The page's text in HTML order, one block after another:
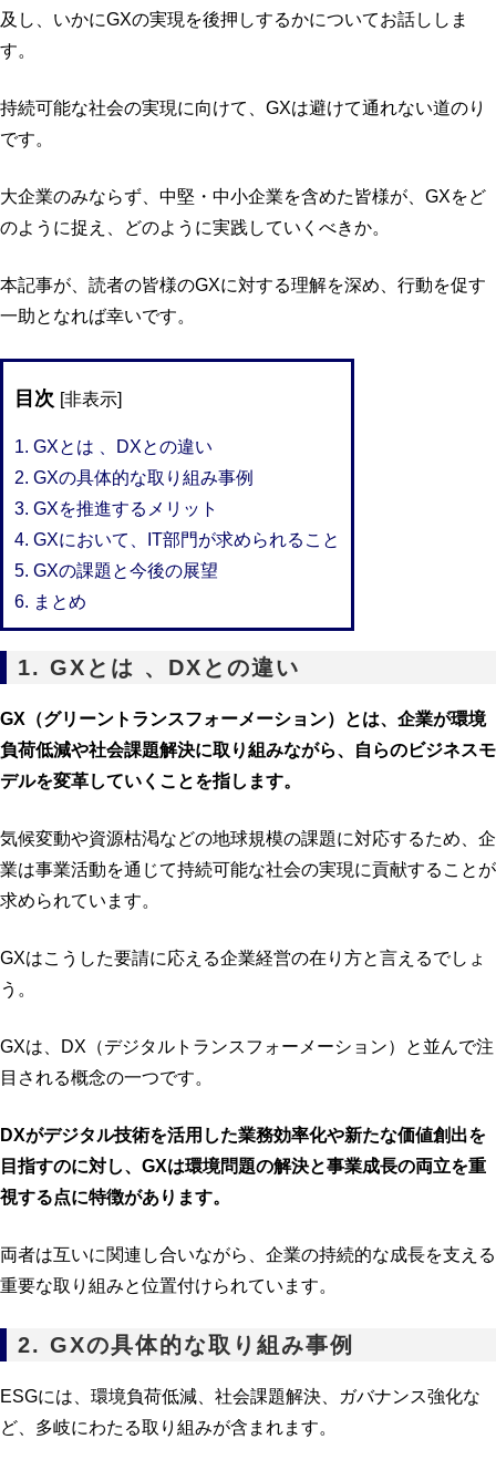
及し、いかにGXの実現を後押しするかについてお話ししま
す。
持続可能な社会の実現に向けて、GXは避けて通れない道のり
です。
大企業のみならず、中堅・中小企業を含めた皆様が、GXをど
のように捉え、どのように実践していくべきか。
本記事が、読者の皆様のGXに対する理解を深め、行動を促す
一助となれば幸いです。
目次 [非表示]
1. GXとは 、DXとの違い
2. GXの具体的な取り組み事例
3. GXを推進するメリット
4. GXにおいて、IT部門が求められること
5. GXの課題と今後の展望
6. まとめ
1. GXとは 、DXとの違い
GX（グリーントランスフォーメーション）とは、企業が環境
負荷低減や社会課題解決に取り組みながら、自らのビジネスモ
デルを変革していくことを指します。
気候変動や資源枯渇などの地球規模の課題に対応するため、企
業は事業活動を通じて持続可能な社会の実現に貢献することが
求められています。
GXはこうした要請に応える企業経営の在り方と言えるでしょ
う。
GXは、DX（デジタルトランスフォーメーション）と並んで注
目される概念の一つです。
DXがデジタル技術を活用した業務効率化や新たな価値創出を
目指すのに対し、GXは環境問題の解決と事業成長の両立を重
視する点に特徴があります。
両者は互いに関連し合いながら、企業の持続的な成長を支える
重要な取り組みと位置付けられています。
2. GXの具体的な取り組み事例
ESGには、環境負荷低減、社会課題解決、ガバナンス強化な
ど、多岐にわたる取り組みが含まれます。